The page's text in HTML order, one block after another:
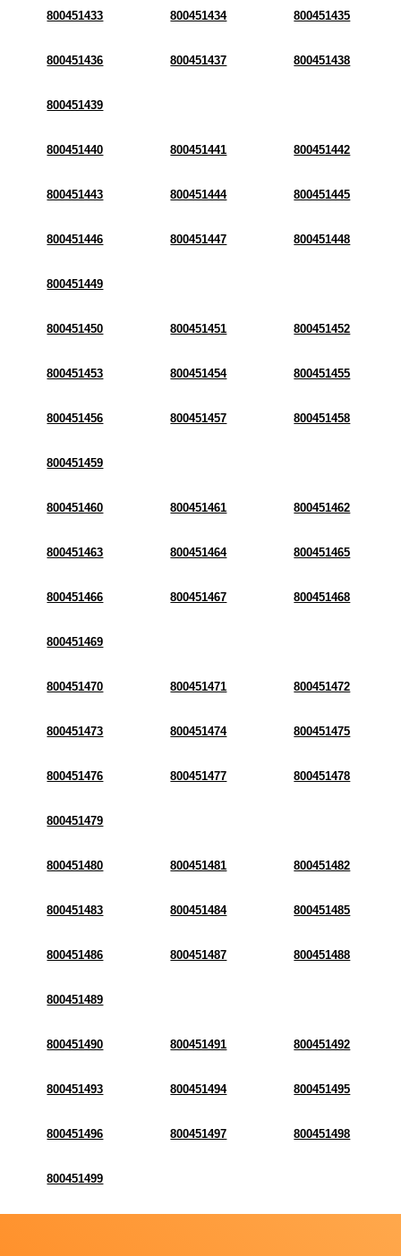
800451433 800451434 800451435
800451436 800451437 800451438
800451439
800451440 800451441 800451442
800451443 800451444 800451445
800451446 800451447 800451448
800451449
800451450 800451451 800451452
800451453 800451454 800451455
800451456 800451457 800451458
800451459
800451460 800451461 800451462
800451463 800451464 800451465
800451466 800451467 800451468
800451469
800451470 800451471 800451472
800451473 800451474 800451475
800451476 800451477 800451478
800451479
800451480 800451481 800451482
800451483 800451484 800451485
800451486 800451487 800451488
800451489
800451490 800451491 800451492
800451493 800451494 800451495
800451496 800451497 800451498
800451499